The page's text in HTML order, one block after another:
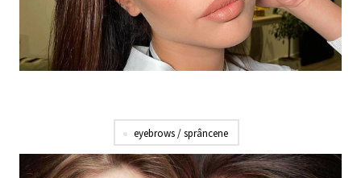
eyebrows / sprâncene